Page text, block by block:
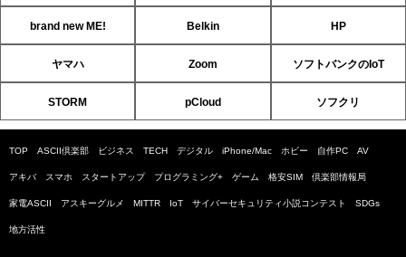
brand new ME! Belkin HP
ヤマハ Zoom ソフトバンクのIoT
STORM pCloud ソフクリ
TOP ASCII倶楽部 ビジネス TECH デジタル iPhone/Mac ホビー 自作PC AV
アキバ スマホ スタートアップ プログラミング+ ゲーム 格安SIM 倶楽部情報局
家電ASCII アスキーグルメ MITTR IoT サイバーセキュリティ小説コンテスト SDGs
地方活性